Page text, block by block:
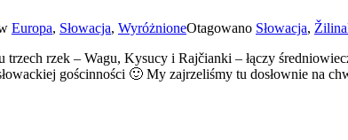
Europa, Słowacja, WyróżnioneOtagowano Słowacja, Žilina
trzech rzek – Wagu, Kysucy i Rajčianki – łączy
gościnności 🙂 My zajrzeliśmy tu dosłownie na